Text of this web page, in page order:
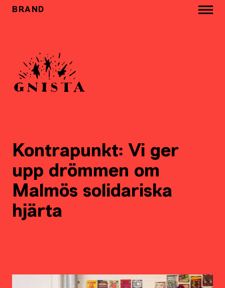
BRAND
Kontrapunkt: Vi ger
upp drömmen om
Malmös solidariska
hjärta